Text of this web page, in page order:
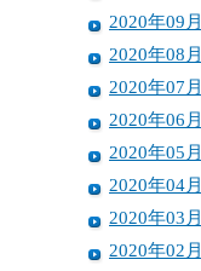
2020年09月
2020年08月
2020年07月
2020年06月
2020年05月
2020年04月
2020年03月
2020年02月